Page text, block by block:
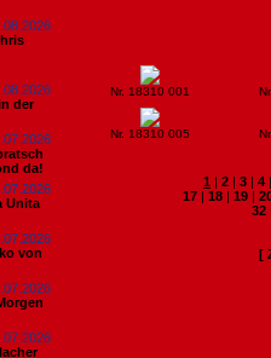
der
da!
Unita
von
Nr. 18310 001
Nr. 18310 005
1 | 2 | 3 | 4 |
17 | 18 | 19 |
32|
[